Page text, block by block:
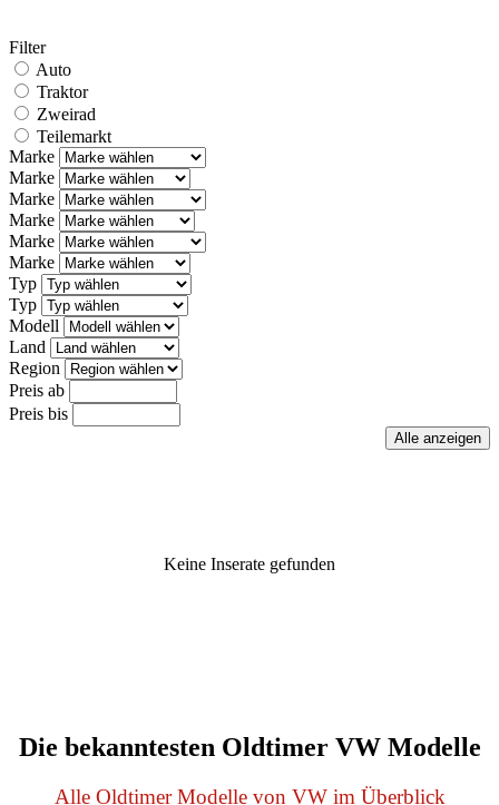
Filter
Auto
Traktor
Zweirad
Teilemarkt
Marke
Marke
Marke
Marke
Marke
Marke
Typ
Typ
Modell
Land
Region
Preis ab
Preis bis
Keine Inserate gefunden
Die bekanntesten Oldtimer VW Modelle
Alle Oldtimer Modelle von VW im Überblick